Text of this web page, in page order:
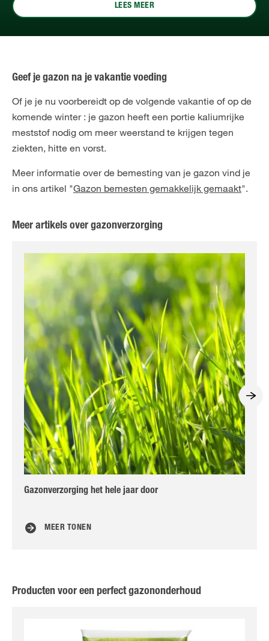
LEES MEER
Geef je gazon na je vakantie voeding
Of je je nu voorbereidt op de volgende vakantie of op de
komende winter : je gazon heeft een portie kaliumrijke
meststof nodig om meer weerstand te krijgen tegen
ziekten, hitte en vorst.
Meer informatie over de bemesting van je gazon vind je
in ons artikel "Gazon bemesten gemakkelijk gemaakt".
Meer artikels over gazonverzorging
Gazonverzorging het hele jaar door
MEER TONEN
Producten voor een perfect gazononderhoud